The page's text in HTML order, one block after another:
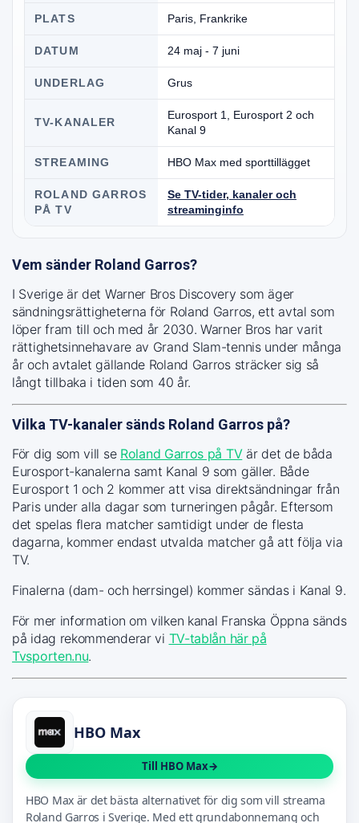
PLATS Paris, Frankrike
DATUM 24 maj - 7 juni
UNDERLAG Grus
TV-KANALER
Eurosport 1, Eurosport 2 och
Kanal 9
STREAMING HBO Max med sporttillägget
ROLAND GARROS
PÅ TV
Se TV-tider, kanaler och
streaminginfo
Vem sänder Roland Garros?
I Sverige är det Warner Bros Discovery som äger
sändningsrättigheterna för Roland Garros, ett avtal som
löper fram till och med år 2030. Warner Bros har varit
rättighetsinnehavare av Grand Slam-tennis under många
år och avtalet gällande Roland Garros sträcker sig så
långt tillbaka i tiden som 40 år.
Vilka TV-kanaler sänds Roland Garros på?
För dig som vill se Roland Garros på TVär det de båda
Eurosport-kanalerna samt Kanal 9 som gäller. Både
Eurosport 1 och 2 kommer att visa direktsändningar från
Paris under alla dagar som turneringen pågår. Eftersom
det spelas flera matcher samtidigt under de flesta
dagarna, kommer endast utvalda matcher gå att följa via
TV.
Finalerna (dam- och herrsingel) kommer sändas i Kanal 9.
För mer information om vilken kanal Franska Öppna sänds
på idag rekommenderar vi TV-tablån här på
Tvsporten.nu.
HBO Max
Till HBO Max
HBO Max är det bästa alternativet för dig som vill streama
Roland Garros i Sverige. Med ett grundabonnemang och